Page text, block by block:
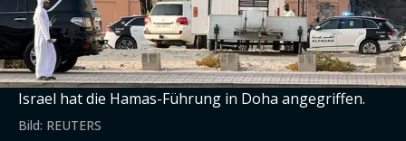
Israel hat die Hamas-Führung in Doha angegriffen.
Bild: REUTERS